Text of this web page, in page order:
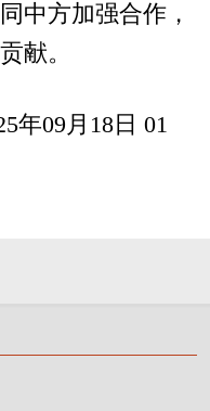
中方加强合作，
献。
年09月18日 01